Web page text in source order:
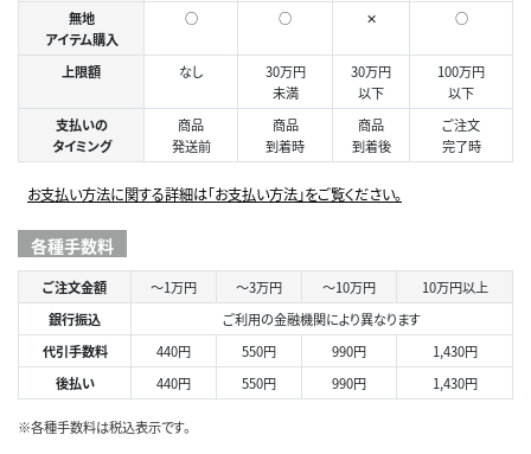
無地
アイテム購入
○ ○ ✕ ○
上限額 なし
30万円
未満
30万円
以下
100万円
以下
支払いの
タイミング
商品
発送前
商品
到着時
商品
到着後
ご注文
完了時
お支払い方法に関する詳細は「お支払い方法」をご覧ください。
各種手数料
ご注文金額 ～1万円 ～3万円 ～10万円
10万円以上
銀行振込
ご利用の金融機関により異なります
代引手数料
440円 550円 990円
1,430円
後払い
440円 550円 990円 1,430円
※各種手数料は税込表示です。